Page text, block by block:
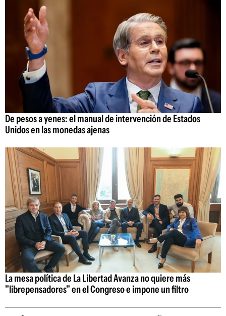
De pesos a yenes: el manual de intervención de Estados
Unidos en las monedas ajenas
La mesa política de La Libertad Avanza no quiere más
"librepensadores" en el Congreso e impone un filtro